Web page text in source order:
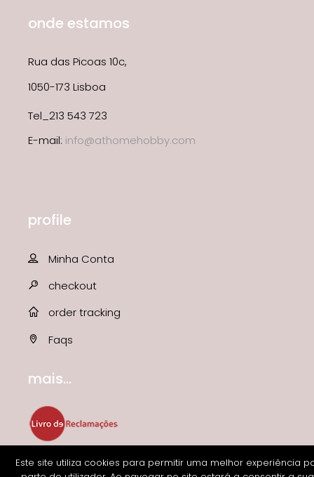
onde estamos
Rua das Picoas 10c,
1050-173 Lisboa
Tel_213 543 723
E-mail: info@athomehobby.com
profile
Minha Conta
checkout
order tracking
Faqs
mais...
Este site utiliza cookies para permitir uma melhor experiência